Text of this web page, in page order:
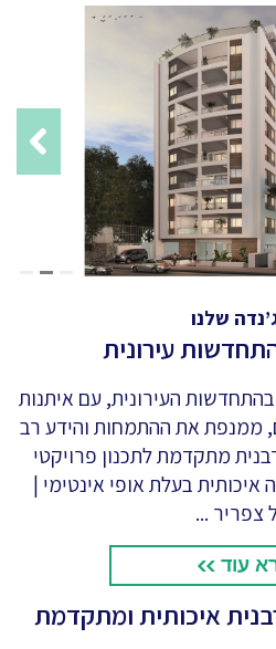
שלנו
עירונית
העירונית, עם איתנות
ממנפת את ההתמחות והידע רב
מתקדמת לתכנון פרויקטי
איכותית בעלת אופי אינטימי |
צפריר ...
עוד
איכותית ומתקדמת